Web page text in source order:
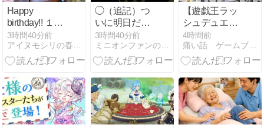
全にメタった
効果！！ 継承
制限無しだ
Happy
birthday!! １５
歳になった我
が娘♪
3時間40分前
◯（追記）つ
いに明日だー
ーーー！【ミ
ニオンズ＆モ
ンスターズ】
3時間40分前
ミニオンファンのブログ
【遊戯王ラッ
シュデュエル
情報】君臨の
ヘッドライナ
ーに「サンダ
ラッシュ」が
新規収録決
定！
4時間前